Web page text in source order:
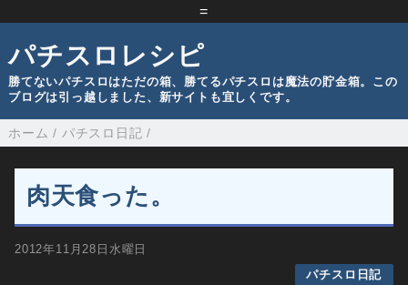
=
パチスロレシピ
勝てないパチスロはただの箱、勝てるパチスロは魔法の貯金箱。この
ブログは引っ越しました、新サイトも宜しくです。
ホーム / パチスロ日記 /
肉天食った。
2012年11月28日水曜日
パチスロ日記